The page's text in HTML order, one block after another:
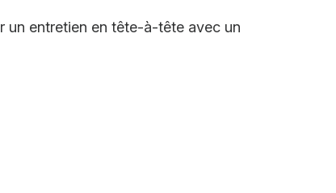
un entretien en tête-à-tête avec un